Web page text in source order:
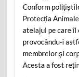
Conform
Protecția
atelajul pe care îl
provocându-i
membrelor și
Acesta a fost